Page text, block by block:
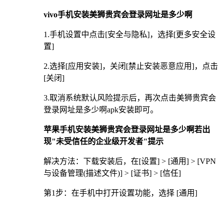
vivo手机安装美狮贵宾会登录网址是多少啊
1.手机设置中点击[安全与隐私]，选择[更多安全设
置]
2.选择[应用安装]，关闭[禁止安装恶意应用]，点击
[关闭]
3.取消系统默认风险提示后，再次点击美狮贵宾会
登录网址是多少啊apk安装即可。
苹果手机安装美狮贵宾会登录网址是多少啊若出
现"未受信任的企业级开发者"提示
解决方法：下载安装后，在[设置] > [通用] > [VPN
与设备管理(描述文件)] > [证书] > [信任]
第1步：在手机中打开设置功能，选择 [通用]